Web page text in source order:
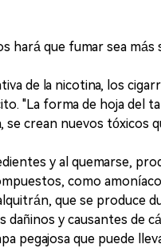
hará que fumar sea más
de la nicotina, los
"La forma de hoja del
se crean nuevos tóxicos
y al quemarse,
como
que se produce
dañinos y causantes de
pegajosa que puede